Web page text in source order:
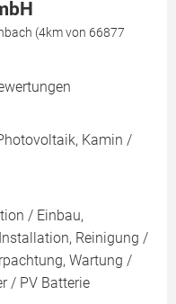
(4km von 66877
Kamin /
/ Einbau,
Reinigung /
Wartung /
/ PV Batterie